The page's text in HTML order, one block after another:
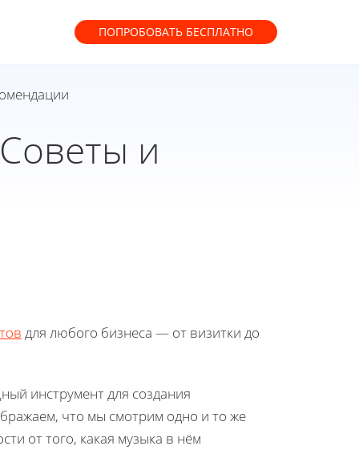
ПОПРОБОВАТЬ БЕСПЛАТНО
и
для любого бизнеса — от визитки до
инструмент для создания
что мы смотрим одно и то же
от того, какая музыка в нём